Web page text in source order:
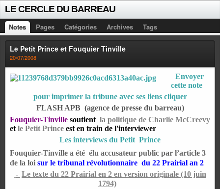
LE CERCLE DU BARREAU
Notes Pages Catégories Archives Tags
Le Petit Prince et Fouquier Tinville
20/07/2008
Envoyer
cette note
pour imprimer la tribune avec ses liens cliquer
FLASH APB (agence de presse du barreau)
Fouquier-Tinville soutient la politique de Charlie McCreevy
et le Petit Prince est en train de l'interviewer
Les interviews du Petit Prince
Fouquier-Tinville a été élu accusateur public par l’article 3
de la loi sur le tribunal révolutionnaire du 22 Prairial an 2
- Le texte du 22 Prairial en 2 en version originale (10 juin
1794)